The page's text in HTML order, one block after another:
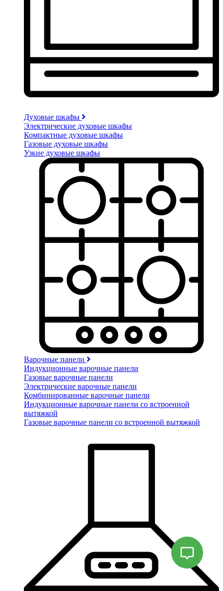
Духовые шкафы
Электрические духовые шкафы
Компактные духовые шкафы
Газовые духовые шкафы
Узкие духовые шкафы
Варочные панели
Индукционные варочные панели
Газовые варочные панели
Электрические варочные панели
Комбинированные варочные панели
Индукционные варочные панели со встроенной
вытяжкой
Газовые варочные панели со встроенной вытяжкой